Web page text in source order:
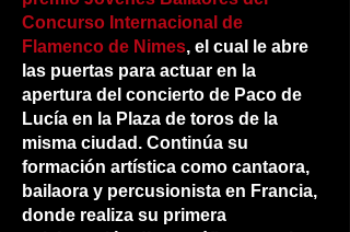
Concurso Internacional de
Flamenco de Nimes, el cual le abre
las puertas para actuar en la
apertura del concierto de Paco de
Lucía en la Plaza de toros de la
misma ciudad. Continúa su
formación artística como cantaora,
bailaora y percusionista en Francia,
donde realiza su primera